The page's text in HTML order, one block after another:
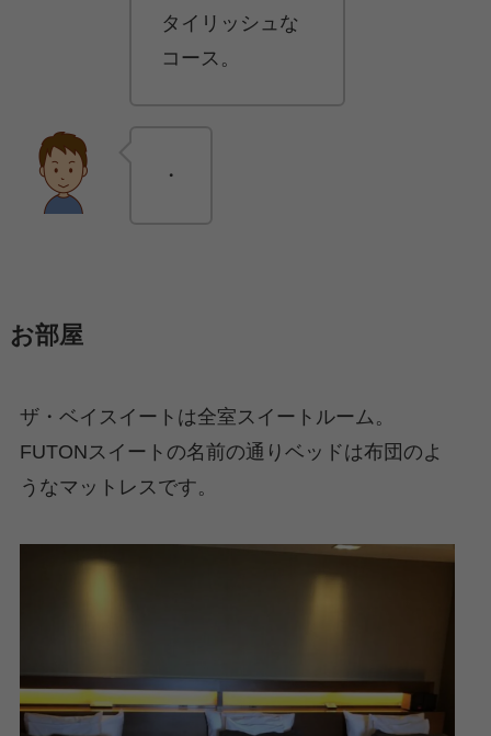
タイリッシュな
コース。
・
お部屋
ザ・ベイスイートは全室スイートルーム。
FUTONスイートの名前の通りベッドは布団のよ
うなマットレスです。